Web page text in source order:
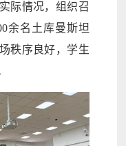
际情况，组织召
余名土库曼斯坦
秩序良好，学生